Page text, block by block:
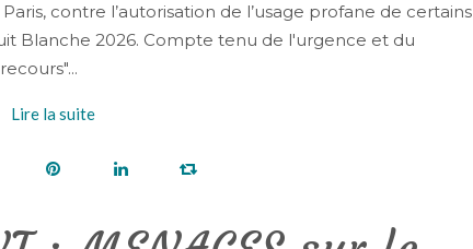
contre l’autorisation de l’usage profane de certains
Blanche 2026. Compte tenu de l'urgence et du
Lire la suite